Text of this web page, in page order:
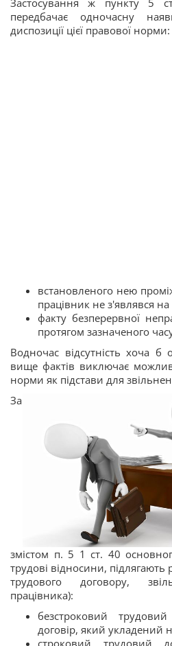
передбачає одночасну
диспозиції цієї правової норми:
встановленого нею
працівник не з'являвся
факту безперервної
протягом зазначеного
Водночас відсутність хоча б
вище фактів виключає
норми як підстави для
За
змістом п. 5 1 ст. 40
трудові відносини,
трудового договору,
працівника):
безстроковий
договір, який укладений